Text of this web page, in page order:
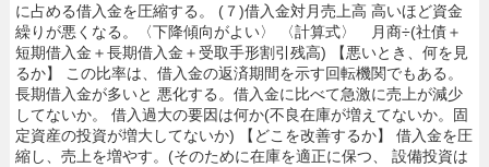
に占める借入金を圧縮する。 (７)借入金対月売上高 高いほど資金
繰りが悪くなる。〈下降傾向がよい〉 〈計算式〉 月商÷(社債＋
短期借入金＋長期借入金＋受取手形割引残高) 【悪いとき、何を見
るか】 この比率は、借入金の返済期間を示す回転機関でもある。
長期借入金が多いと 悪化する。借入金に比べて急激に売上が減少
してないか。 借入過大の要因は何か(不良在庫が増えてないか。固
定資産の投資が増大してないか) 【どこを改善するか】 借入金を圧
縮し、売上を増やす。(そのために在庫を適正に保つ、 設備投資は